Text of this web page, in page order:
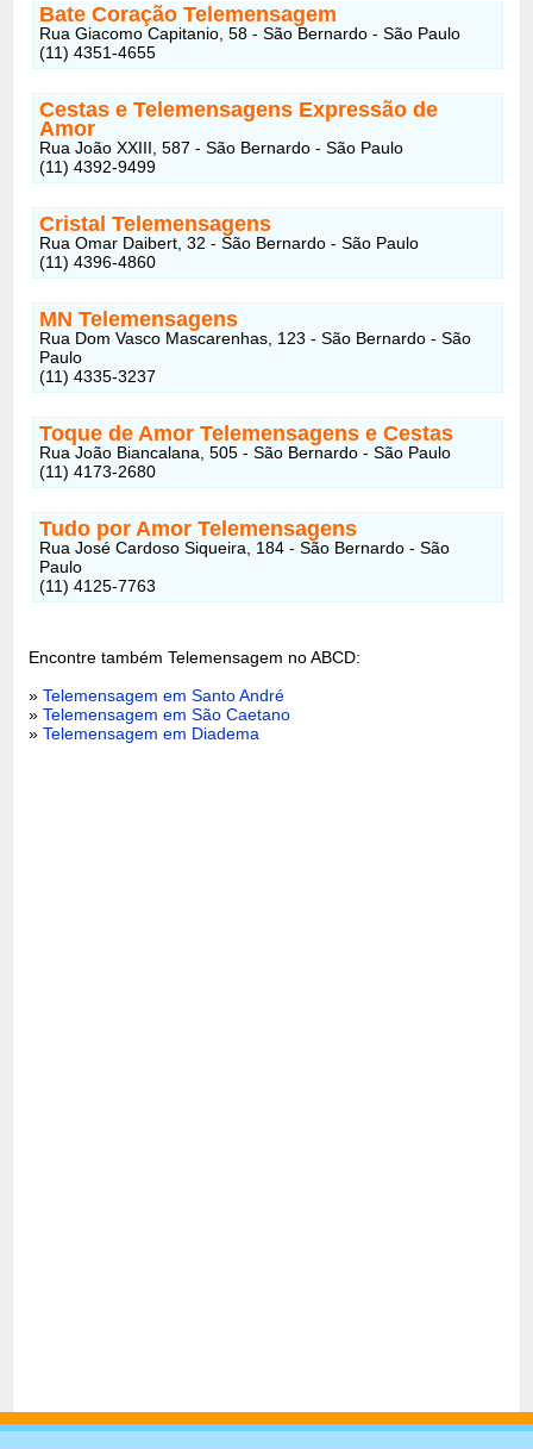
Bate Coração Telemensagem
Rua Giacomo Capitanio, 58 - São Bernardo - São Paulo
(11) 4351-4655
Cestas e Telemensagens Expressão de
Amor
Rua João XXIII, 587 - São Bernardo - São Paulo
(11) 4392-9499
Cristal Telemensagens
Rua Omar Daibert, 32 - São Bernardo - São Paulo
(11) 4396-4860
MN Telemensagens
Rua Dom Vasco Mascarenhas, 123 - São Bernardo - São
Paulo
(11) 4335-3237
Toque de Amor Telemensagens e Cestas
Rua João Biancalana, 505 - São Bernardo - São Paulo
(11) 4173-2680
Tudo por Amor Telemensagens
Rua José Cardoso Siqueira, 184 - São Bernardo - São
Paulo
(11) 4125-7763
Encontre também Telemensagem no ABCD:
»Telemensagem em Santo André
»Telemensagem em São Caetano
»Telemensagem em Diadema